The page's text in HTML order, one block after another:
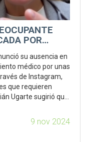
POR
su ausencia en
médico por unas
de Instagram,
que requieren
Ugarte sugirió que
ante manchas
solar. Esta
9 nov 2024